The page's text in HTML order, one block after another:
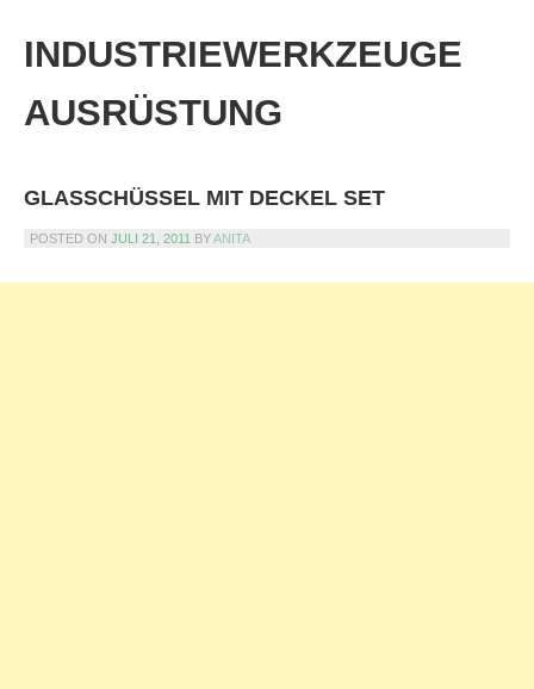
content
INDUSTRIEWERKZEUGE
AUSRÜSTUNG
GLASSCHÜSSEL MIT DECKEL SET
POSTED ON JULI 21, 2011 BYANITA